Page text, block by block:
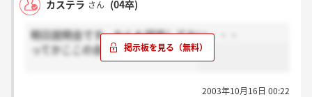
カステラ さん (04卒)
明日説明会です。なんも研究してない・・・
ってかここの会社書き込みすくなっ
2003年10月16日 00:22